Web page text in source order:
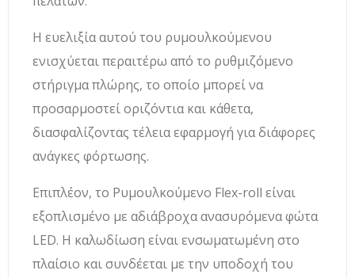
Η ευελιξία αυτού του ρυμουλκούμενου
ενισχύεται περαιτέρω από το ρυθμιζόμενο
στήριγμα πλώρης, το οποίο μπορεί να
προσαρμοστεί οριζόντια και κάθετα,
διασφαλίζοντας τέλεια εφαρμογή για διάφορες
ανάγκες φόρτωσης.
Επιπλέον, το Ρυμουλκούμενο Flex-roll είναι
εξοπλισμένο με αδιάβροχα ανασυρόμενα φώτα
LED. Η καλωδίωση είναι ενσωματωμένη στο
πλαίσιο και συνδέεται με την υποδοχή του